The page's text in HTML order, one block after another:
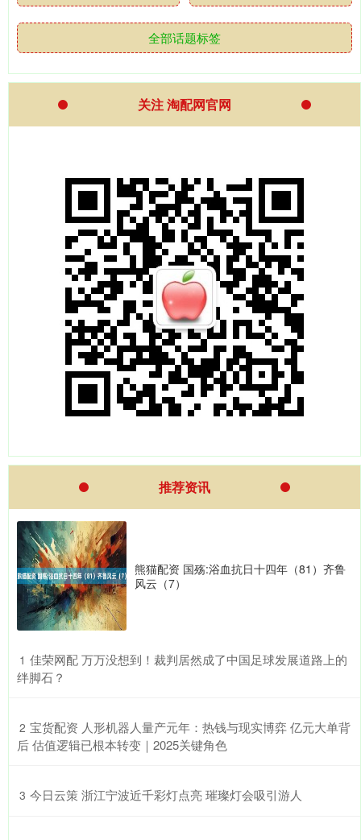
全部话题标签
关注 淘配网官网
推荐资讯
熊猫配资 国殇:浴血抗日十四年（81）齐鲁
风云（7）
1 ​佳荣网配 万万没想到！裁判居然成了中国足球发展道路上的
绊脚石？
2 ​宝货配资 人形机器人量产元年：热钱与现实博弈 亿元大单背
后 估值逻辑已根本转变｜2025关键角色
3 ​今日云策 浙江宁波近千彩灯点亮 璀璨灯会吸引游人